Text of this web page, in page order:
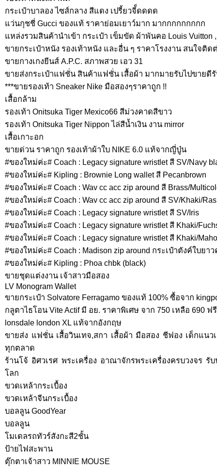
กระเป๋าบาลอง ไซส์กลาง สีแดง เปรี้ยวจี็ดดดด
แว่นกุชชี่ Gucci ของแท้ ราคาย่อมเยาว์มาก มากกกกกกกกก
แหล่งรวมสินค้านำเข้า กระเป๋า เข็มขัด ผ้าพันคอ Louis Vuitton ,
ขายกระเป๋าหนัง รองเท้าหนัง และอื่น ๆ ราคาโรงงาน สนใจติ
ขายกางเกงยีนส์ A.P.C. สภาพสวย เอว 31
ขายส่งกระเป๋าแฟชั่น สินค้าแฟชั่น เสื้อผ้า มากมายรับไปขาย
***ขายรองเท้า Sneaker Nike มือสองๆราคาถูก !!
เสื้อกล้าม
รองเท้า Onitsuka Tiger Mexico66 สีม่วงคาดสีขาว
รองเท้า Onitsuka Tiger Nippon ไล่สีน้ำเงิน งาน mirror
เสื้อเกาะอก
ขายด่วน ราคาถูก รองเท้าผ้าใบ NIKE 6.0 แท้จากญี่ปู่น
#ของใหม่ค่ะ# Coach : Legacy signature wristlet สี SV/Navy
#ของใหม่ค่ะ# Kipling : Brownie Long wallet สี Pecanbrown
#ของใหม่ค่ะ# Coach : Wav cc acc zip around สี Brass/
#ของใหม่ค่ะ# Coach : Wav cc acc zip around สี SV/Khaki/
#ของใหม่ค่ะ# Coach : Legacy signature wristlet สี SV/Iris
#ของใหม่ค่ะ# Coach : Legacy signature wristlet สี Khaki/
#ของใหม่ค่ะ# Coach : Legacy signature wristlet สี Khaki/
#ของใหม่ค่ะ# Coach : Madison zip around กระเป๋าตังค์ใบยา
#ของใหม่ค่ะ# Kipling : Phoa chbk (black)
ขายชุดแต่งงาน เจ้าสาวมือสอง
LV Monogram Wallet
ขายกระเป๋า Solvatore Ferragamo ของแท้ 100% ซื้อจาก
กลูตาไธโอน Vite Actif มี อย. ราคาพิเศษ จาก 750 เหลือ 690 ฟ
lonsdale london XL แท้จากอังกฤษ
ขายส่ง แฟชั่น เสื้อวินเทจ,สกา เสื้อผ้า มือสอง ชีฟอง เด็กแน
ทุกตลาด
ร้านโจ้ อิศวเรศ พระเครื่อง อาณาจักรพระเครื่องครบวงจร
โลก
ขวดเหล้ากระเบื้อง
ขวดเหล้าจีนกระเบื้อง
บอลลูน GoodYear
บอลลูน
โมเดลรถทัวร์สังกะสี2ชั้น
ป้ายไฟสะพาน
ตุ๊กตาเจ้าสาว MINNIE MOUSE